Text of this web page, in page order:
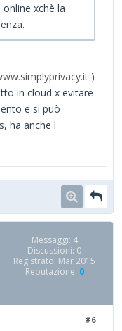
xchè la
)
in cloud x evitare
e si può
ha anche l'
Messaggi: 4
Discussioni: 0
Registrato: Mar 2015
Reputazione: 0
#6